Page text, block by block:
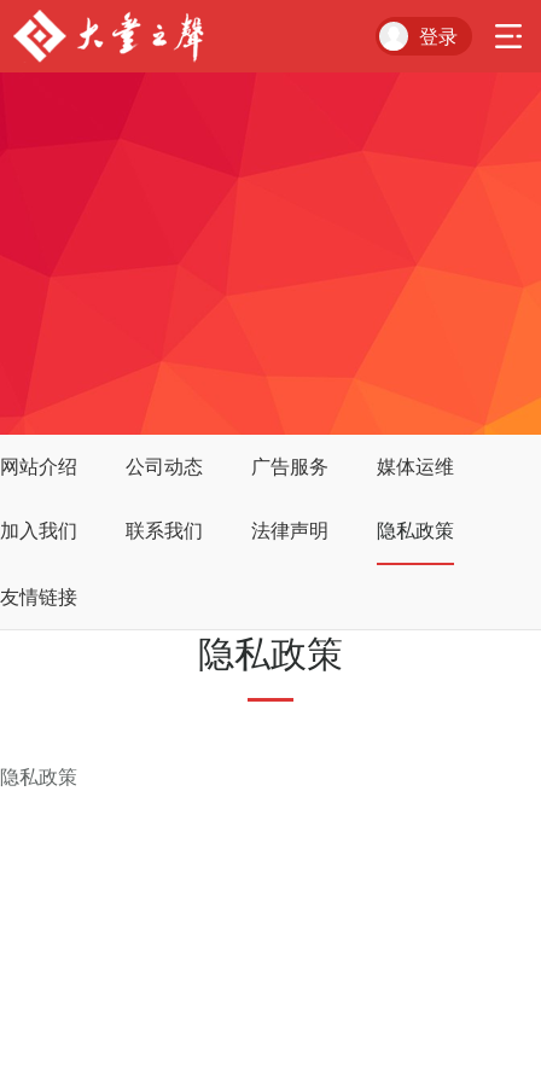
登录
网站介绍 公司动态 广告服务 媒体运维
加入我们 联系我们 法律声明 隐私政策
友情链接
隐私政策
隐私政策